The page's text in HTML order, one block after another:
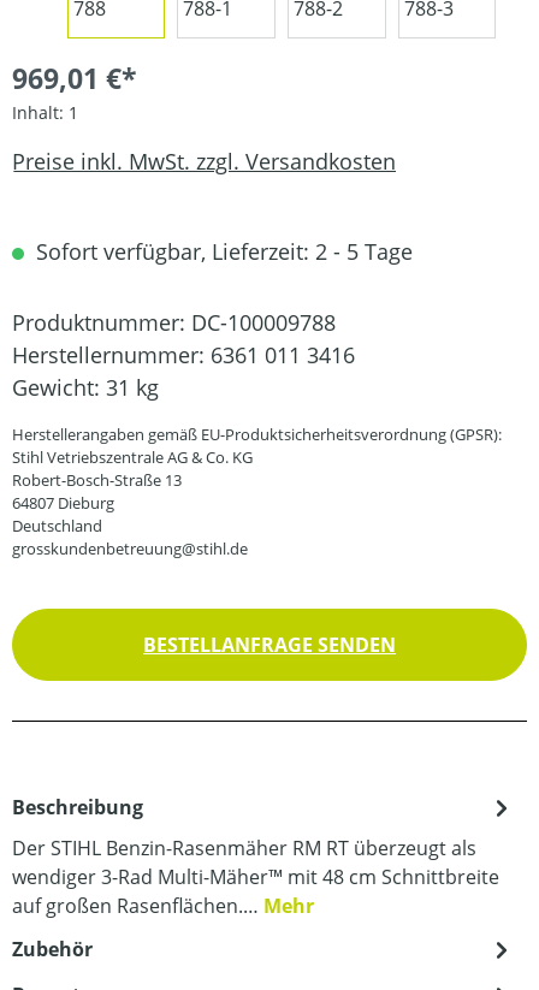
969,01 €*
Inhalt: 1
Preise inkl. MwSt. zzgl. Versandkosten
Sofort verfügbar, Lieferzeit: 2 - 5 Tage
Produktnummer: DC-100009788
Herstellernummer: 6361 011 3416
Gewicht: 31 kg
Herstellerangaben gemäß EU-Produktsicherheitsverordnung (GPSR):
Stihl Vetriebszentrale AG & Co. KG
Robert-Bosch-Straße 13
64807 Dieburg
Deutschland
grosskundenbetreuung@stihl.de
BESTELLANFRAGE SENDEN
Beschreibung
Der STIHL Benzin-Rasenmäher RM RT überzeugt als
wendiger 3-Rad Multi-Mäher™ mit 48 cm Schnittbreite
auf großen Rasenflächen.… Mehr
Zubehör